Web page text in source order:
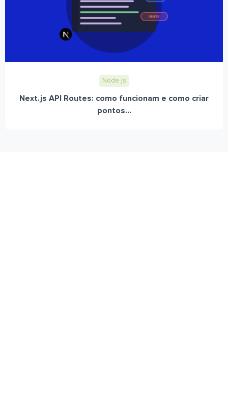
Node.js
Next.js API Routes: como funcionam e como criar
pontos...